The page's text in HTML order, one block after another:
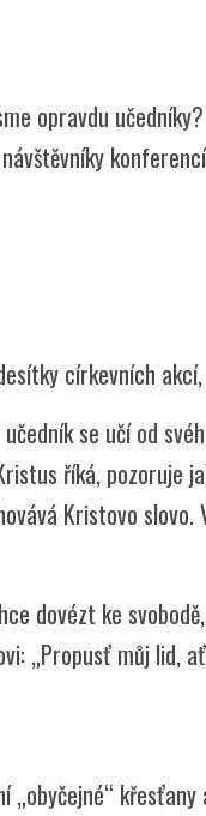
opravdu
církevních
se učí od
říká, pozoruje
Kristovo
dovézt ke
„Propusť můj lid,